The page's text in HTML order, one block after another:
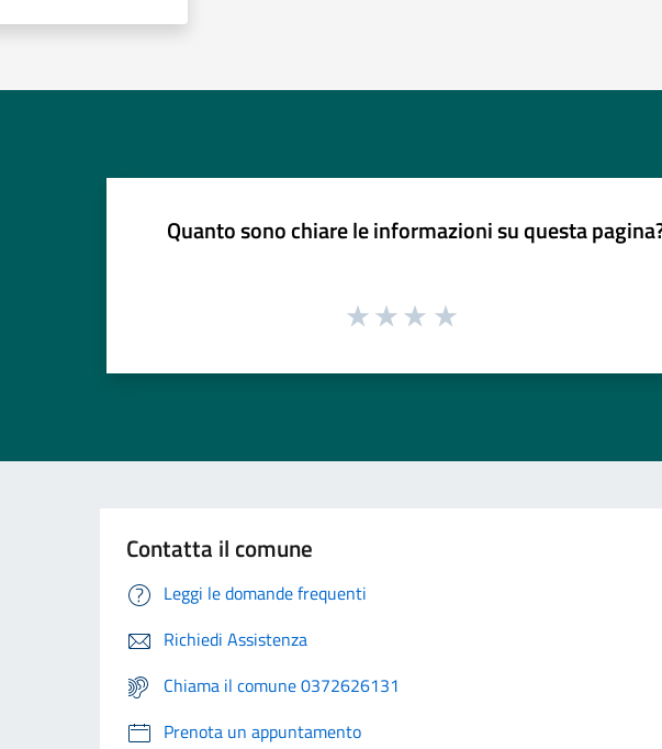
Quanto sono chiare le informazioni su questa
Contatta il comune
Leggi le domande frequenti
Richiedi Assistenza
Chiama il comune 0372626131
Prenota un appuntamento